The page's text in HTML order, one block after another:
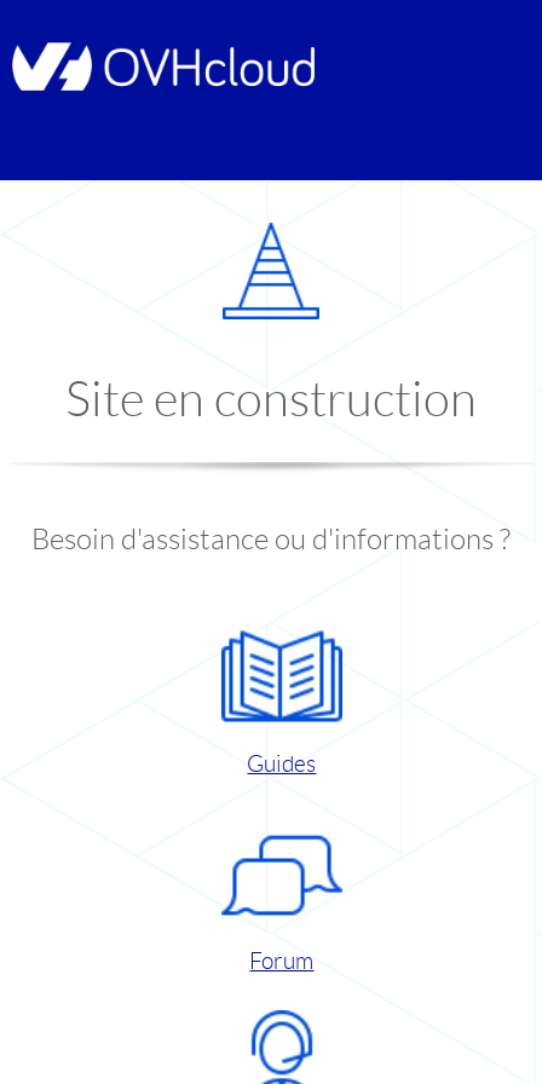
Site en construction
Besoin d'assistance ou d'informations ?
Guides
Forum